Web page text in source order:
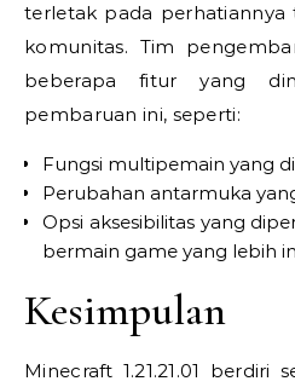
terletak pada perhatiannya
komunitas. Tim
beberapa fitur yang
pembaruan ini, seperti:
Fungsi multipemain yang
Perubahan antarmuka
Opsi aksesibilitas yang
bermain game yang lebih
Kesimpulan
Minecraft 1.21.21.01